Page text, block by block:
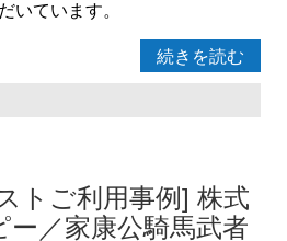
いています。
続きを読む
トご利用事例] 株式
／家康公騎馬武者